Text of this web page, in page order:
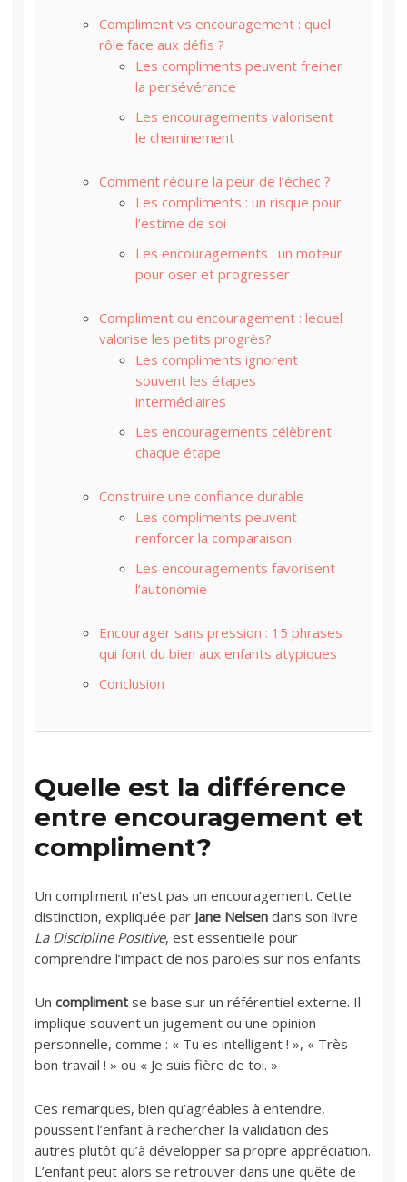
Compliment vs encouragement : quel
rôle face aux défis ?
Les compliments peuvent freiner
la persévérance
Les encouragements valorisent
le cheminement
Comment réduire la peur de l’échec ?
Les compliments : un risque pour
l’estime de soi
Les encouragements : un moteur
pour oser et progresser
Compliment ou encouragement : lequel
valorise les petits progrès?
Les compliments ignorent
souvent les étapes
intermédiaires
Les encouragements célèbrent
chaque étape
Construire une confiance durable
Les compliments peuvent
renforcer la comparaison
Les encouragements favorisent
l’autonomie
Encourager sans pression : 15 phrases
qui font du bien aux enfants atypiques
Conclusion
Quelle est la différence
entre encouragement et
compliment?
Un compliment n’est pas un encouragement. Cette
distinction, expliquée par Jane Nelsen dans son livre
La Discipline Positive, est essentielle pour
comprendre l’impact de nos paroles sur nos enfants.
Uncompliment se base sur un référentiel externe. Il
implique souvent un jugement ou une opinion
personnelle, comme : « Tu es intelligent ! », « Très
bon travail ! » ou « Je suis fière de toi. »
Ces remarques, bien qu’agréables à entendre,
poussent l’enfant à rechercher la validation des
autres plutôt qu’à développer sa propre appréciation.
L’enfant peut alors se retrouver dans une quête de